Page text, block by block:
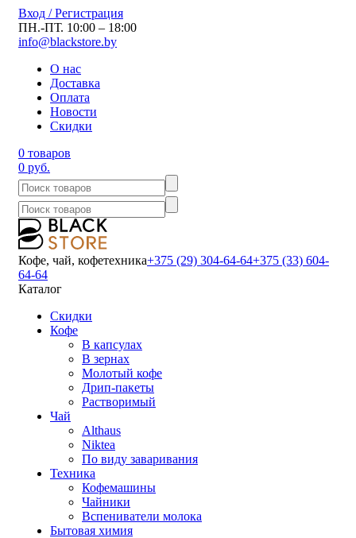
Вход / Регистрация
ПН.-ПТ. 10:00 – 18:00
info@blackstore.by
О нас
Доставка
Оплата
Новости
Скидки
0 товаров
0 руб.
Кофе, чай, кофетехника+375 (29) 304-64-64+375 (33) 604-
64-64
Каталог
Скидки
Кофе
В капсулах
В зернах
Молотый кофе
Дрип-пакеты
Растворимый
Чай
Althaus
Niktea
По виду заваривания
Техника
Кофемашины
Чайники
Вспениватели молока
Бытовая химия